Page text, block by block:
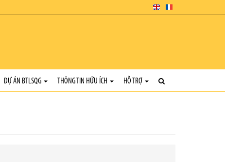
DỰ ÁN BTLSQG THÔNG TIN HỮU ÍCH HỖ TRỢ